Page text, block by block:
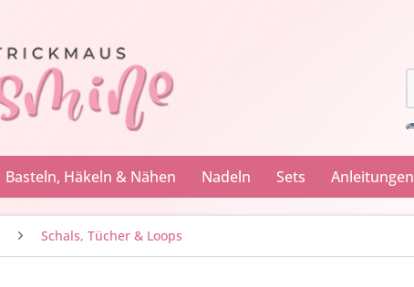
Basteln, Häkeln & Nähen Nadeln Sets Anleitungen
Schals, Tücher & Loops